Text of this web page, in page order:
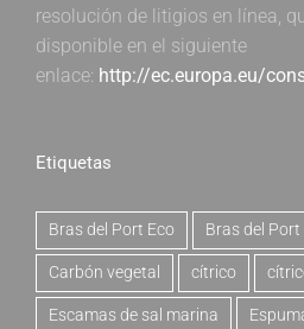
resolución de litigios en línea,
disponible en el siguiente
enlace: http://ec.europa.eu/
Etiquetas
Bras del Port Eco Bras del
Carbón vegetal cítrico
Escamas de sal marina